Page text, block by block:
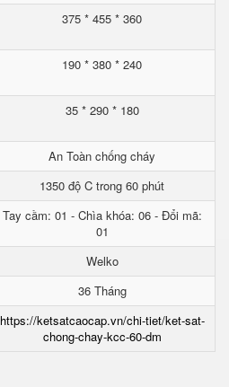
375 * 455 * 360
190 * 380 * 240
35 * 290 * 180
An Toàn chống cháy
1350 độ C trong 60 phút
Tay cầm: 01 - Chìa khóa: 06 - Đổi mã:
01
Welko
36 Tháng
https://ketsatcaocap.vn/chi-tiet/ket-sat-
chong-chay-kcc-60-dm